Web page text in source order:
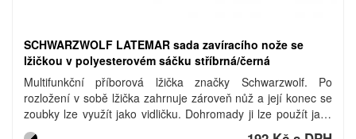
SCHWARZWOLF LATEMAR sada zavíracího nože se
lžičkou v polyesterovém sáčku stříbrná/černá
Multifunkční příborová lžička značky Schwarzwolf. Po
rozložení v sobě lžička zahrnuje zároveň nůž a její konec se
zoubky lze využít jako vidličku. Dohromady ji lze použít jako
příbor, který se stane nedílnou součástí pro Vaše kempování.